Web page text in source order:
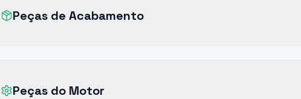
Peças de Acabamento
Peças do Motor